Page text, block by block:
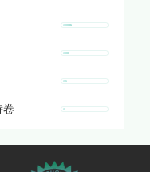
卷